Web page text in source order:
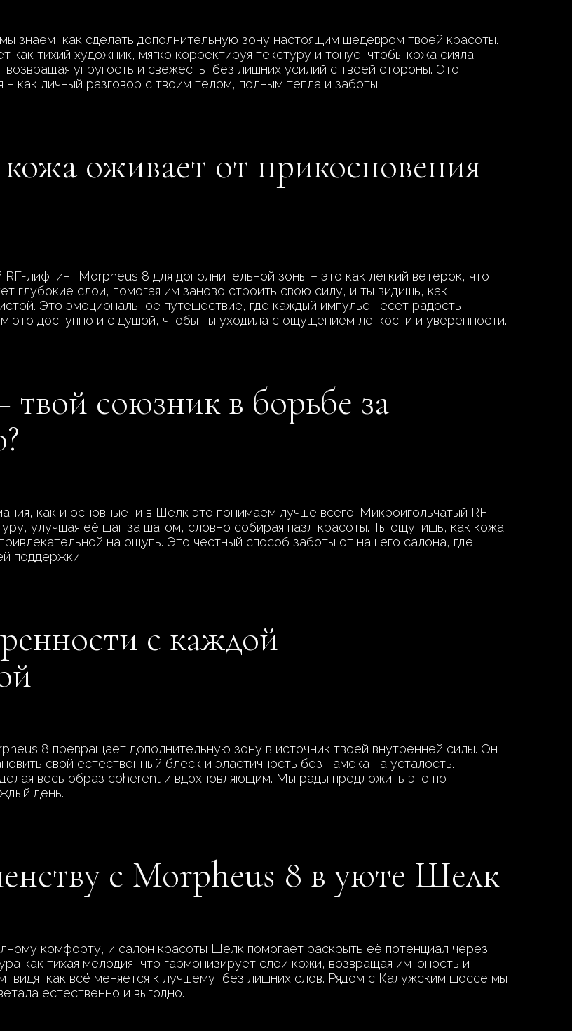
знаем, как сделать дополнительную зону настоящим шедевром твоей красоты.
тихий художник, мягко корректируя текстуру и тонус, чтобы кожа сияла
возвращая упругость и свежесть, без лишних усилий с твоей стороны. Это
как личный разговор с твоим телом, полным тепла и заботы.
оживает от прикосновения
лифтинг Morpheus 8 для дополнительной зоны – это как легкий ветерок, что
глубокие слои, помогая им заново строить свою силу, и ты видишь, как
Это эмоциональное путешествие, где каждый импульс несет радость
это доступно и с душой, чтобы ты уходила с ощущением легкости и уверенности.
союзник в борьбе за
как и основные, и в Шелк это понимаем лучше всего. Микроигольчатый RF-
улучшая её шаг за шагом, словно собирая пазл красоты. Ты ощутишь, как кожа
на ощупь. Это честный способ заботы от нашего салона, где
поддержки.
с каждой
8 превращает дополнительную зону в источник твоей внутренней силы. Он
свой естественный блеск и эластичность без намека на усталость.
весь образ coherent и вдохновляющим. Мы рады предложить это по-
день.
с Morpheus 8 в уюте Шелк
комфорту, и салон красоты Шелк помогает раскрыть её потенциал через
как тихая мелодия, что гармонизирует слои кожи, возвращая им юность и
видя, как всё меняется к лучшему, без лишних слов. Рядом с Калужским шоссе мы
естественно и выгодно.